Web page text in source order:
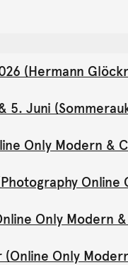
(Hermann
5. Juni
Only Modern &
Online
Only Modern
(Online Only